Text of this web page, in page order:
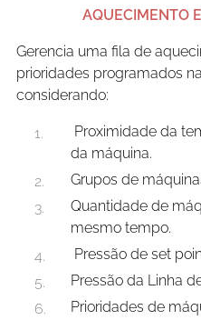
AQUECIMENTO
Gerencia uma fila de
prioridades programados
considerando:
Proximidade da
da máquina.
Grupos de
Quantidade de
mesmo tempo.
Pressão de set
Pressão da Linha
Prioridades de